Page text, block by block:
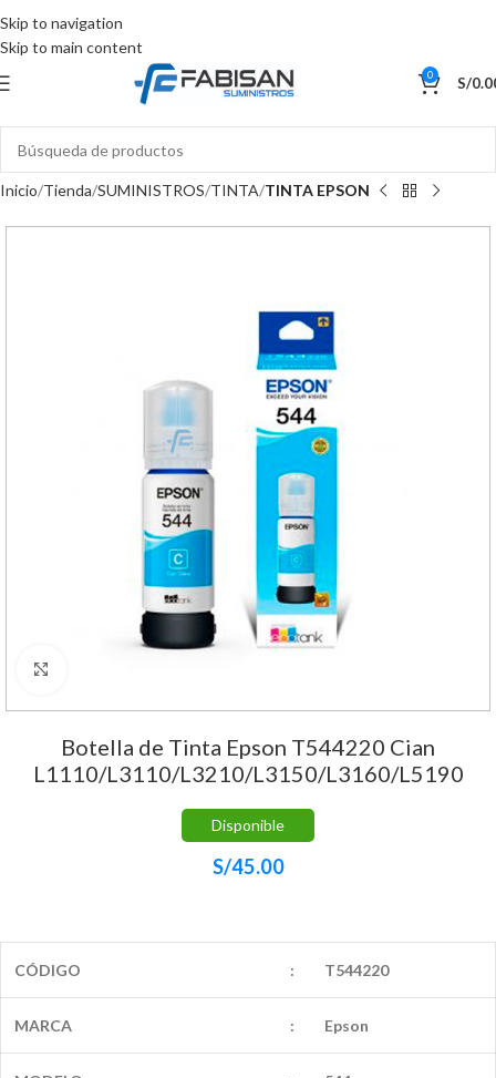
Skip to navigation
Skip to main content
0 S/
Inicio Tienda SUMINISTROS TINTA TINTA EPSON
Botella de Tinta Epson T544220 Cian
L1110/L3110/L3210/L3150/L3160/L5190
Disponible
S/45.00
CÓDIGO : T544220
MARCA : Epson